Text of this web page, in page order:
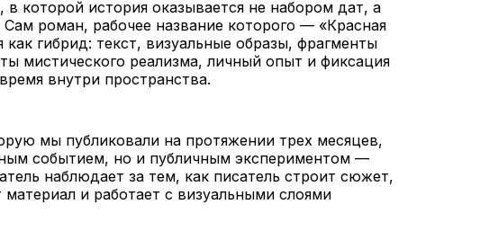
в которой история оказывается не набором дат, а
роман, рабочее название которого — «Красная
гибрид: текст, визуальные образы, фрагменты
мистического реализма, личный опыт и фиксация
внутри пространства.
мы публиковали на протяжении трех месяцев,
событием, но и публичным экспериментом —
наблюдает за тем, как писатель строит сюжет,
и работает с визуальными слоями